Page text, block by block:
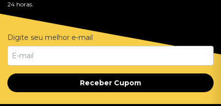
24 horas.
Digite seu melhor e-mail
Receber Cupom